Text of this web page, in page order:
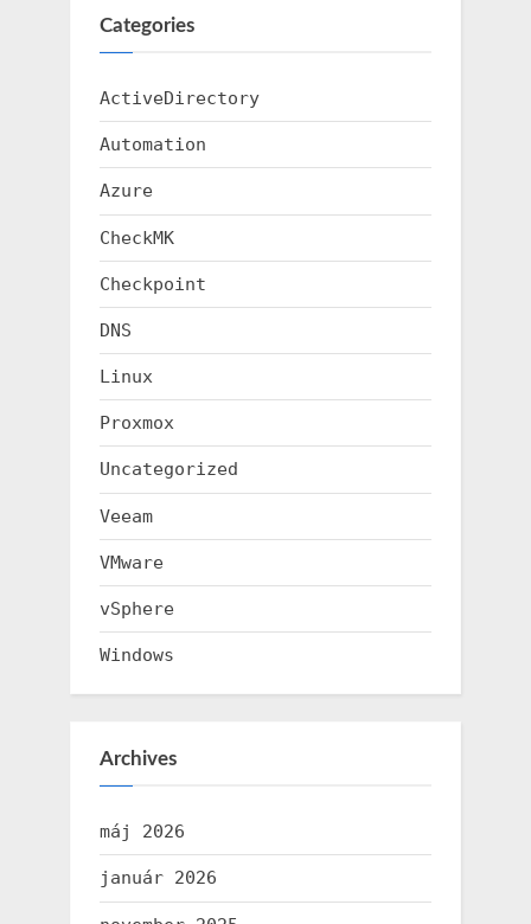
Categories
ActiveDirectory
Automation
Azure
CheckMK
Checkpoint
DNS
Linux
Proxmox
Uncategorized
Veeam
VMware
vSphere
Windows
Archives
máj 2026
január 2026